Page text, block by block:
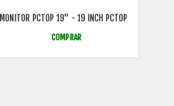
MONITOR PCTOP 19" - 19 INCH PCTOP
COMPRAR